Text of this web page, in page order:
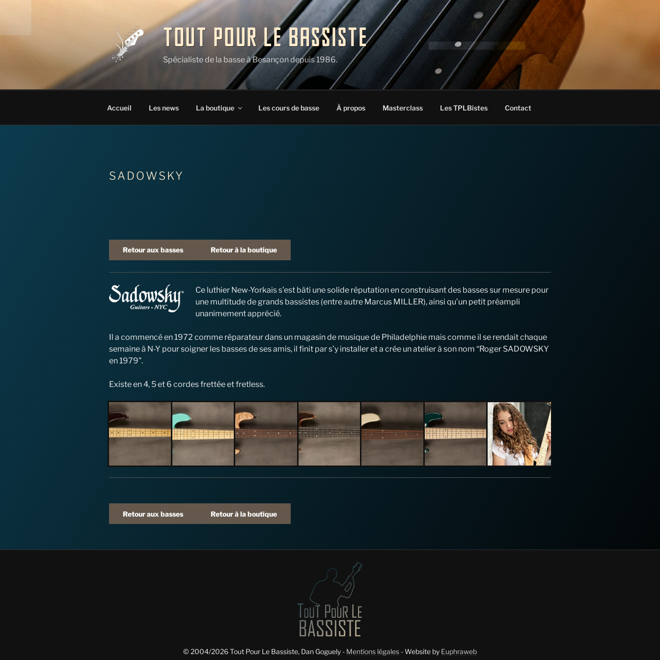
TOUT POUR LE BASSISTE
Spécialiste de la basse à Besançon depuis 1986.
Accueil Les news La boutique Les cours de basse À propos Masterclass Les TPLBistes Contact
SADOWSKY
Retour aux basses Retour à la boutique
Ce luthier New-Yorkais s’est bâti une solide réputation en construisant des basses sur mesure pour
une multitude de grands bassistes (entre autre Marcus MILLER), ainsi qu’un petit préampli
unanimement apprécié.
Il a commencé en 1972 comme réparateur dans un magasin de musique de Philadelphie mais comme il se rendait chaque
semaine à N-Y pour soigner les basses de ses amis, il finit par s’y installer et a crée un atelier à son nom “Roger SADOWSKY
en 1979”.
Existe en 4, 5 et 6 cordes frettée et fretless.
Retour aux basses Retour à la boutique
© 2004/2026 Tout Pour Le Bassiste, Dan Goguely - Mentions légales - Website by Euphraweb